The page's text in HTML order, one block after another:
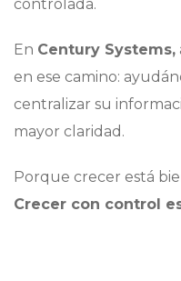
controlada.
En Century Systems,
en ese camino:
centralizar su
mayor claridad.
Porque crecer está
Crecer con control